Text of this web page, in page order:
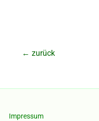
← zurück
Impressum